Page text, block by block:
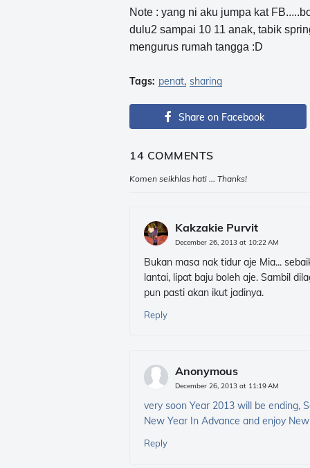
Note : yang ni aku jumpa kat
dulu2 sampai 10 11 anak, tabik
mengurus rumah tangga :D
Tags: penat sharing
Share on Facebook
14 COMMENTS
Komen seikhlas hati ... Thanks!
Kakzakie Purvit
December 26, 2013 at 10:22 AM
Bukan masa nak tidur aje Mia...
lantai, lipat baju boleh aje. Sambil
pun pasti akan ikut jadinya.
Reply
Anonymous
December 26, 2013 at 11:19 AM
very soon Year 2013 will be ending,
New Year In Advance and enjoy
Reply